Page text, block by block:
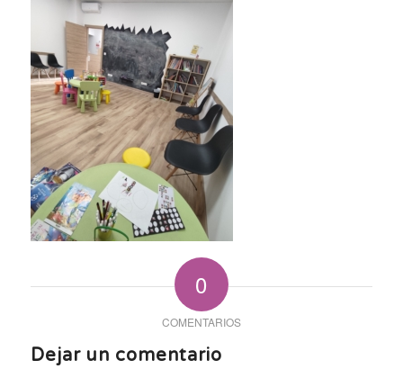
0
COMENTARIOS
Dejar un comentario